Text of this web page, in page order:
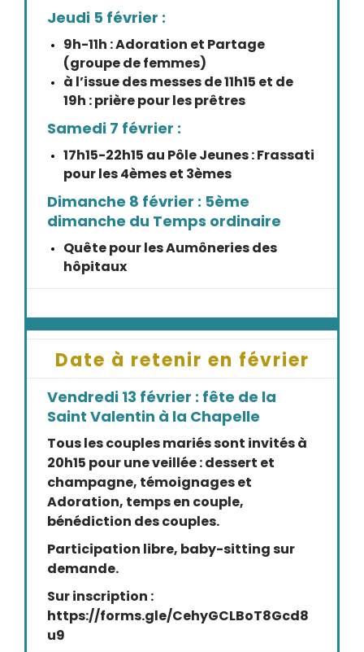
Jeudi 5 février :
9h-11h : Adoration et Partage
(groupe de femmes)
à l’issue des messes de 11h15 et de
19h : prière pour les prêtres
Samedi 7 février :
17h15-22h15 au Pôle Jeunes : Frassati
pour les 4èmes et 3èmes
Dimanche 8 février : 5ème
dimanche du Temps ordinaire
Quête pour les Aumôneries des
hôpitaux
Date à retenir en février
Vendredi 13 février : fête de la
Saint Valentin à la Chapelle
Tous les couples mariés sont invités à
20h15 pour une veillée : dessert et
champagne, témoignages et
Adoration, temps en couple,
bénédiction des couples.
Participation libre, baby-sitting sur
demande.
Sur inscription :
https://forms.gle/CehyGCLBoT8Gcd8
u9